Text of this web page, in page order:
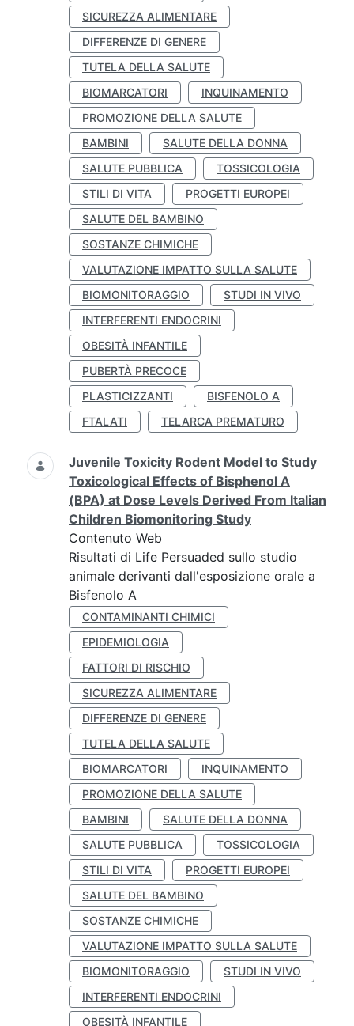
SICUREZZA ALIMENTARE
DIFFERENZE DI GENERE
TUTELA DELLA SALUTE
BIOMARCATORI
INQUINAMENTO
PROMOZIONE DELLA SALUTE
BAMBINI
SALUTE DELLA DONNA
SALUTE PUBBLICA
TOSSICOLOGIA
STILI DI VITA
PROGETTI EUROPEI
SALUTE DEL BAMBINO
SOSTANZE CHIMICHE
VALUTAZIONE IMPATTO SULLA SALUTE
BIOMONITORAGGIO
STUDI IN VIVO
INTERFERENTI ENDOCRINI
OBESITÀ INFANTILE
PUBERTÀ PRECOCE
PLASTICIZZANTI
BISFENOLO A
FTALATI
TELARCA PREMATURO
Juvenile Toxicity Rodent Model to Study
Toxicological Effects of Bisphenol A
(BPA) at Dose Levels Derived From Italian
Children Biomonitoring Study
Contenuto Web
Risultati di Life Persuaded sullo studio
animale derivanti dall'esposizione orale a
Bisfenolo A
CONTAMINANTI CHIMICI
EPIDEMIOLOGIA
FATTORI DI RISCHIO
SICUREZZA ALIMENTARE
DIFFERENZE DI GENERE
TUTELA DELLA SALUTE
BIOMARCATORI
INQUINAMENTO
PROMOZIONE DELLA SALUTE
BAMBINI
SALUTE DELLA DONNA
SALUTE PUBBLICA
TOSSICOLOGIA
STILI DI VITA
PROGETTI EUROPEI
SALUTE DEL BAMBINO
SOSTANZE CHIMICHE
VALUTAZIONE IMPATTO SULLA SALUTE
BIOMONITORAGGIO
STUDI IN VIVO
INTERFERENTI ENDOCRINI
OBESITÀ INFANTILE